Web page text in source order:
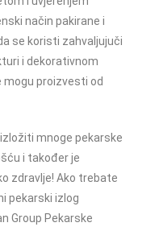
način pakirane i
se koristi zahvaljujuči
i dekorativnom
mogu proizvesti od
mnoge pekarske
i također je
zdravlje! Ako trebate
pekarski izlog
Group Pekarske